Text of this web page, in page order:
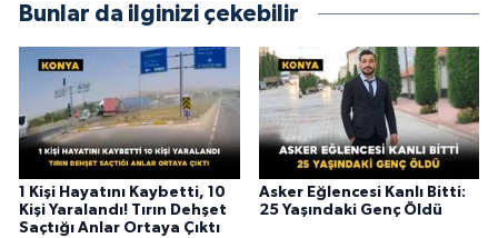
Bunlar da ilginizi çekebilir
1 Kişi Hayatını Kaybetti, 10
Kişi Yaralandı! Tırın Dehşet
Saçtığı Anlar Ortaya Çıktı
Asker Eğlencesi Kanlı Bitti:
25 Yaşındaki Genç Öldü